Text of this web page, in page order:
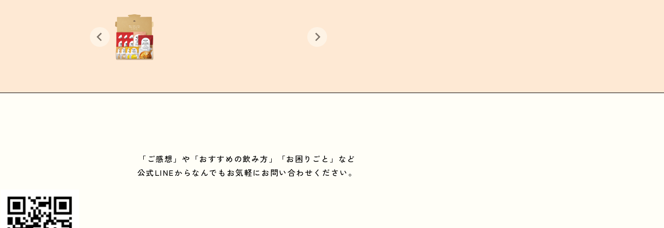
「ご感想」や「おすすめの飲み方」
「お困りごと」など
公式LINEから なんでもお気軽にお問い合わせください。